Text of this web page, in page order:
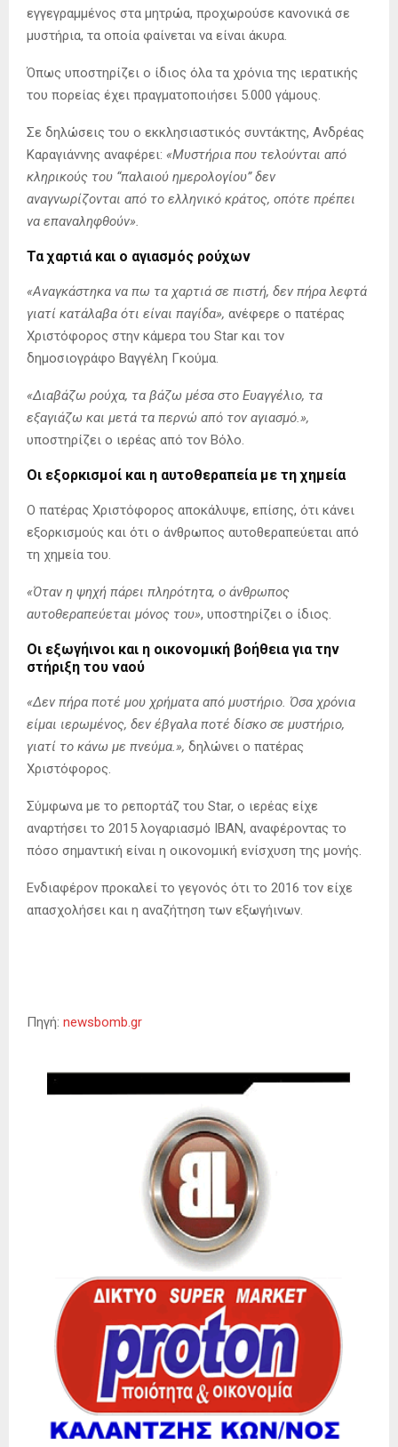
εγγεγραμμένος στα μητρώα, προχωρούσε κανονικά σε
μυστήρια, τα οποία φαίνεται να είναι άκυρα.
Όπως υποστηρίζει ο ίδιος όλα τα χρόνια της ιερατικής
του πορείας έχει πραγματοποιήσει 5.000 γάμους.
Σε δηλώσεις του ο εκκλησιαστικός συντάκτης, Ανδρέας
Καραγιάννης αναφέρει: «Μυστήρια που τελούνται από
κληρικούς του “παλαιού ημερολογίου” δεν
αναγνωρίζονται από το ελληνικό κράτος, οπότε πρέπει
να επαναληφθούν».
Τα χαρτιά και ο αγιασμός ρούχων
«Αναγκάστηκα να πω τα χαρτιά σε πιστή, δεν πήρα λεφτά
γιατί κατάλαβα ότι είναι παγίδα», ανέφερε ο πατέρας
Χριστόφορος στην κάμερα του Star και τον
δημοσιογράφο Βαγγέλη Γκούμα.
«Διαβάζω ρούχα, τα βάζω μέσα στο Ευαγγέλιο, τα
εξαγιάζω και μετά τα περνώ από τον αγιασμό.»,
υποστηρίζει ο ιερέας από τον Βόλο.
Οι εξορκισμοί και η αυτοθεραπεία με τη χημεία
Ο πατέρας Χριστόφορος αποκάλυψε, επίσης, ότι κάνει
εξορκισμούς και ότι ο άνθρωπος αυτοθεραπεύεται από
τη χημεία του.
«Όταν η ψηχή πάρει πληρότητα, ο άνθρωπος
αυτοθεραπεύεται μόνος του», υποστηρίζει ο ίδιος.
Οι εξωγήινοι και η οικονομική βοήθεια για την
στήριξη του ναού
«Δεν πήρα ποτέ μου χρήματα από μυστήριο. Όσα χρόνια
είμαι ιερωμένος, δεν έβγαλα ποτέ δίσκο σε μυστήριο,
γιατί το κάνω με πνεύμα.», δηλώνει ο πατέρας
Χριστόφορος.
Σύμφωνα με το ρεπορτάζ του Star, ο ιερέας είχε
αναρτήσει το 2015 λογαριασμό IBAN, αναφέροντας το
πόσο σημαντική είναι η οικονομική ενίσχυση της μονής.
Ενδιαφέρον προκαλεί το γεγονός ότι το 2016 τον είχε
απασχολήσει και η αναζήτηση των εξωγήινων.
Πηγή: newsbomb.gr